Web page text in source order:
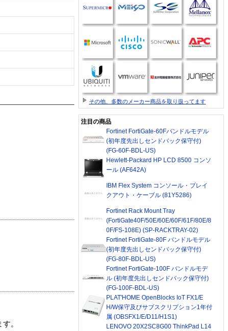
。
その他、多数のメーカー商品を取り扱ってます
注目の商品
Fortinet FortiGate-60Fバンドルモデル
(初年度先出しセンドバック保守付)
(FG-60F-BDL-US)
Hewlett-Packard HP LCD 8500 コンソ
ール (AF642A)
IBM Flex System コンソール・ブレイ
クアウト・ケーブル (81Y5286)
Fortinet Rack Mount Tray
(FortiGate40F/50E/60E/60F/61F/80E/8
0F/FS-108E) (SP-RACKTRAY-02)
Fortinet FortiGate-80F バンドルモデル
(初年度先出しセンドバック保守付)
(FG-80F-BDL-US)
Fortinet FortiGate-100F バンドルモデ
ル (初年度先出しセンドバック保守付)
(FG-100F-BDL-US)
PLAT'HOME OpenBlocks IoT FX1/E
H/W保守及びサブスクリプション1年付
属 (OBSFX1/E/D11/H1S1)
LENOVO 20X2SC8G00 ThinkPad L14